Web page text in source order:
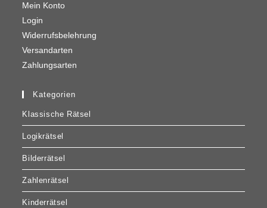
Mein Konto
Login
Widerrufsbelehrung
Versandarten
Zahlungsarten
Kategorien
Klassische Rätsel
Logikrätsel
Bilderrätsel
Zahlenrätsel
Kinderrätsel